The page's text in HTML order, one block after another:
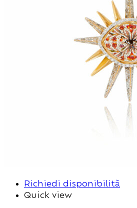
Richiedi disponibilità
Quick view